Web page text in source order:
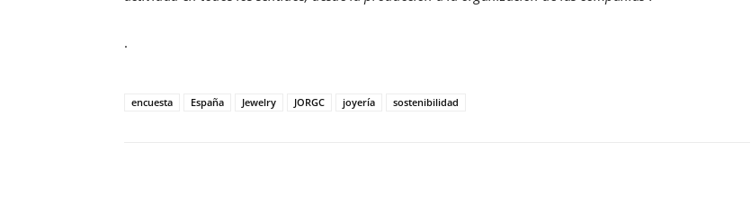
.
encuesta España Jewelry JORGC joyería sostenibilidad